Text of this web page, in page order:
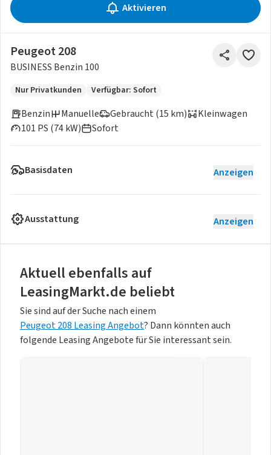
Aktivieren
Peugeot 208
BUSINESS Benzin 100
Nur Privatkunden Verfügbar: Sofort
Benzin
Gebraucht (15 km)
101 PS (74 kW)
Manuelle
Kleinwagen
Sofort
Basisdaten Anzeigen
Ausstattung Anzeigen
Aktuell ebenfalls auf
LeasingMarkt.de beliebt
Sie sind auf der Suche nach einem
Peugeot 208 Leasing Angebot? Dann könnten auch
folgende Leasing Angebote für Sie interessant sein.